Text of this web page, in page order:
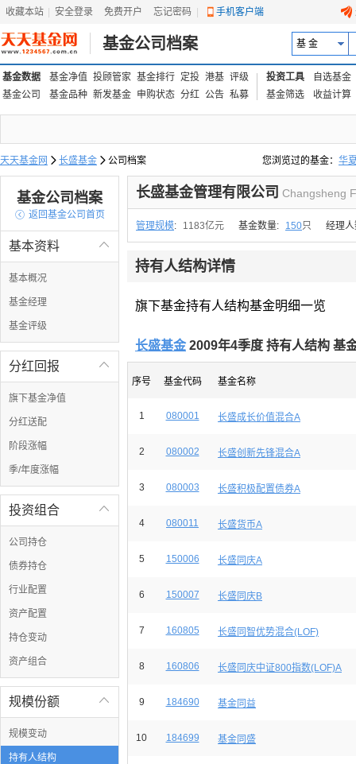
收藏本站 安全登录 免费开户 忘记密码 手机客户端
基金公司档案 基 金
基金数据 基金净值 投顾管家 基金排行 定投 港基 评级
基金公司
基金品种 新发基金 申购状态 分红 公告 私募
投资工具
自选基金
基金筛选
收益计算
天天基金网  长盛基金  公司档案 您浏览过的基金： 华
易方达上证中盘ETF联
基金公司档案
 返回基金公司首页

基本资料
基本概况
基金经理
基金评级

分红回报
旗下基金净值
分红送配
阶段涨幅
季/年度涨幅

投资组合
公司持仓
债券持仓
行业配置
资产配置
持仓变动
资产组合

规模份额
规模变动
持有人结构
长盛基金管理有限公司 Changsheng
管理规模: 1183亿元 基金数量: 150只 经理
持有人结构详情
旗下基金持有人结构基金明细一览
长盛基金 2009年4季度 持有人结构 基
序号 基金代码 基金名称
1 080001 长盛成长价值混合A
2 080002 长盛创新先锋混合A
3 080003 长盛积极配置债券A
4 080011 长盛货币A
5 150006 长盛同庆A
6 150007 长盛同庆B
7 160805 长盛同智优势混合(LOF)
8 160806 长盛同庆中证800指数(LOF)A
9 184690 基金同益
10 184699 基金同盛